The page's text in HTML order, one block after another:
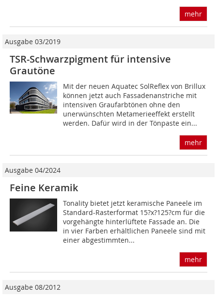
mehr
Ausgabe 03/2019
TSR-Schwarzpigment für intensive
Grautöne
Mit der neuen Aquatec SolReflex von Brillux
können jetzt auch Fassadenanstriche mit
intensiven Graufarbtönen ohne den
unerwünschten Metamerieeffekt erstellt
werden. Dafür wird in der Tönpaste ein...
mehr
Ausgabe 04/2024
Feine Keramik
Tonality bietet jetzt keramische Paneele im
Standard-Rasterformat 15?x?125?cm für die
vorgehängte hinterlüftete Fassade an. Die
in vier ­Farben erhältlichen Paneele sind mit
einer abgestimmten...
mehr
Ausgabe 08/2012